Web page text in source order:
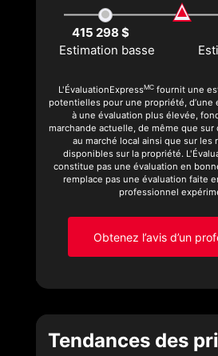
415 298 $
Estimation basse
L'ÉvaluationExpressMC fournit une
potentielles pour une propriété, d’une
à une évaluation plus élevée,
marchande actuelle, de même que
au marché local ainsi que sur les
disponibles sur la propriété.
constitue pas une évaluation en
remplace pas une évaluation faite
professionnel
Obtenez l’avis d’un
Tendances des